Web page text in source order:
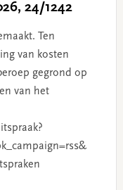
24/1242
Ten
van kosten
gegrond op
van het